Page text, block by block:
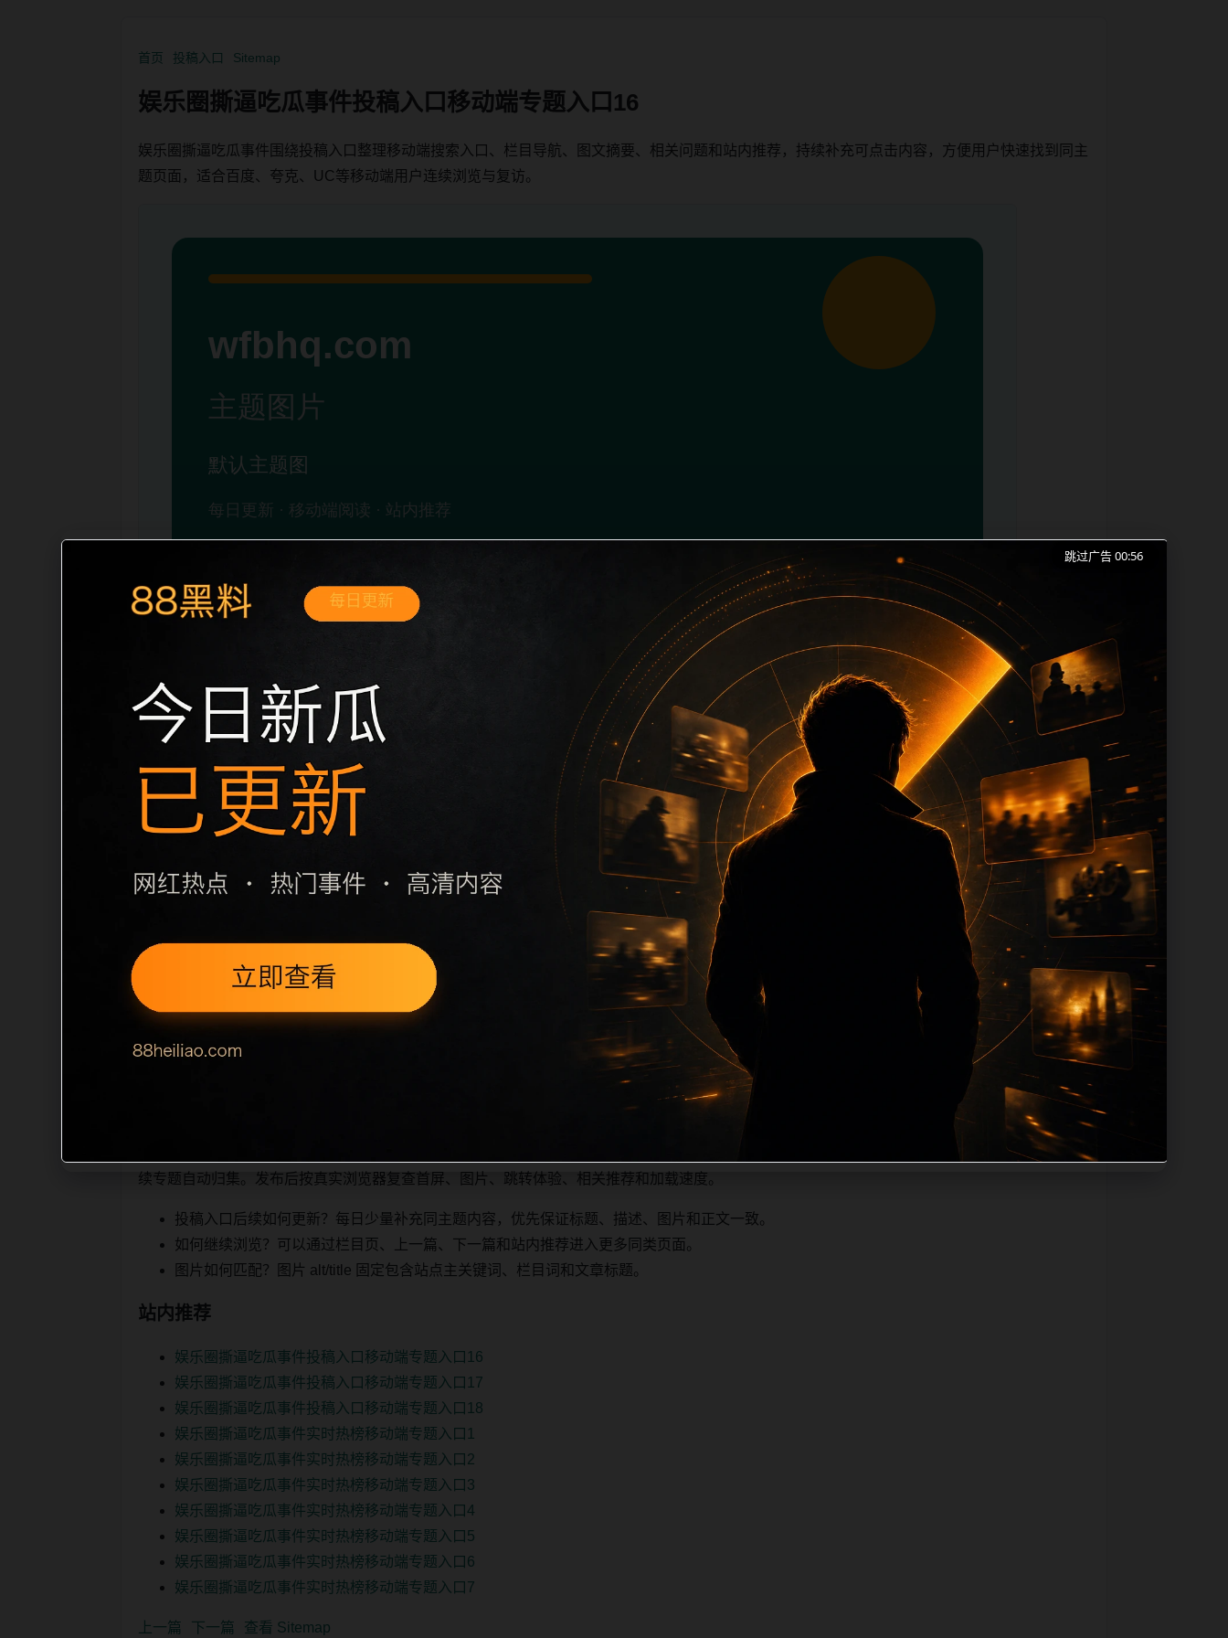
首页 投稿入口 Sitemap
娱乐圈撕逼吃瓜事件投稿入口移动端专题入口16
娱乐圈撕逼吃瓜事件围绕投稿入口整理移动端搜索入口、栏目导航、图文摘要、相关问题和站内推荐，持续补充可点击内容，方便用户快速找到同主
题页面，适合百度、夸克、UC等移动端用户连续浏览与复访。
娱乐圈撕逼吃瓜事件投稿入口移动端专题入口16面向移动端用户的连续浏览场景整理，核心围绕娱乐圈撕逼吃瓜事件、投稿入口和同类长尾需求展
开。页面先给出清晰主题，再把相关入口、同类推荐和上下文说明放在同一层级，减少用户来回搜索的成本。内容更新时优先保留真实可点击入口、
稳定标题、明确描述和本地主题图，避免只堆关键词而没有可读信息。第16篇内容用于补齐栏目深度，同时帮助 sitemap、栏目页、首页推荐形成更
自然的内链关系。图片说明统一绑定站点主关键词、栏目词和文章标题，让搜索引擎能够从标题、正文、图片 alt、title 之
栏目内容归集
间识别一致主题。后续每日采集时，建议继续执行远程图片本地化、坏图默认图兜底、标题去重和 description 长度过滤。如果同一主题下有多个相
近页面，应通过不同角度补充事件背景、访问场景、相关问题或专题入口，降低站群页面之间的重复感。页面底部保留同类推荐、上一篇下一篇和
sitemap 入口，保证重要页面点击深度尽量控制在三次以内。正文维护时可按用户搜索路径补充三类信息：入口是否稳定、同栏目还有哪些可继续阅
读、移动端打开时图片和摘要是否一致。每次新增内容后同步检查标题、description、canonical、主题图、alt、title和推荐链接，确保页面既能被搜
索引擎理解，也能让真实用户
顺着栏目继续浏览。同站连续更新时避免重复标题和重复首段，优先补充不同关键词、不同栏目词和不同问题角度。栏目页则保留清晰入口，方便后
续专题自动归集。发布后按真实浏览器复查首屏、图片、跳转体验、相关推荐和加载速度。
投稿入口后续如何更新？每日少量补充同主题内容，优先保证标题、描述、图片和正文一致。
如何继续浏览？可以通过栏目页、上一篇、下一篇和站内推荐进入更多同类页面。
图片如何匹配？图片 alt/title 固定包含站点主关键词、栏目词和文章标题。
站内推荐
娱乐圈撕逼吃瓜事件投稿入口移动端专题入口16
娱乐圈撕逼吃瓜事件投稿入口移动端专题入口17
娱乐圈撕逼吃瓜事件投稿入口移动端专题入口18
娱乐圈撕逼吃瓜事件实时热榜移动端专题入口1
娱乐圈撕逼吃瓜事件实时热榜移动端专题入口2
娱乐圈撕逼吃瓜事件实时热榜移动端专题入口3
娱乐圈撕逼吃瓜事件实时热榜移动端专题入口4
娱乐圈撕逼吃瓜事件实时热榜移动端专题入口5
娱乐圈撕逼吃瓜事件实时热榜移动端专题入口6
娱乐圈撕逼吃瓜事件实时热榜移动端专题入口7
上一篇 下一篇 查看 Sitemap
跳过广告 00:56